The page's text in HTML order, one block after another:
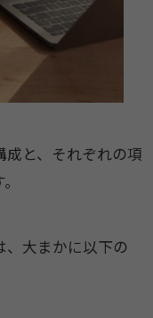
成と、それぞれの項
、大まかに以下の